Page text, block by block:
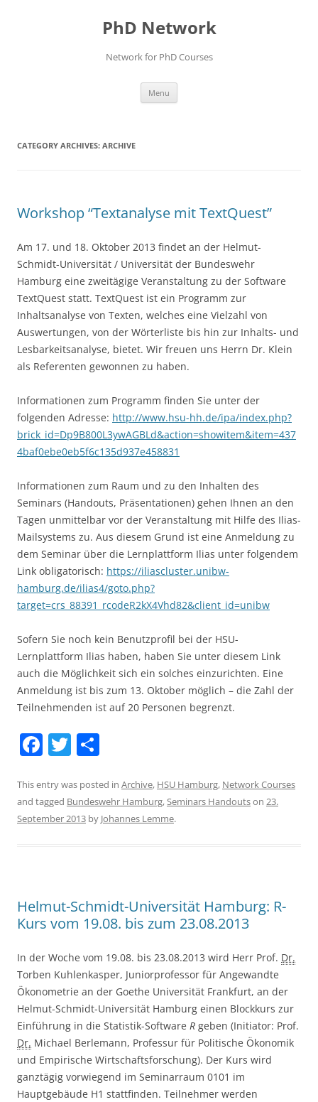
PhD Network
Network for PhD Courses
Menu
CATEGORY ARCHIVES: ARCHIVE
Workshop “Textanalyse mit TextQuest”
Am 17. und 18. Oktober 2013 findet an der Helmut-
Schmidt-Universität / Universität der Bundeswehr
Hamburg eine zweitägige Veranstaltung zu der Software
TextQuest statt. TextQuest ist ein Programm zur
Inhaltsanalyse von Texten, welches eine Vielzahl von
Auswertungen, von der Wörterliste bis hin zur Inhalts- und
Lesbarkeitsanalyse, bietet. Wir freuen uns Herrn Dr. Klein
als Referenten gewonnen zu haben.
Informationen zum Programm finden Sie unter der
folgenden Adresse: http://www.hsu-hh.de/ipa/index.php?
brick_id=Dp9B800L3ywAGBLd&action=showitem&item=437
4baf0ebe0eb5f6c135d937e458831
Informationen zum Raum und zu den Inhalten des
Seminars (Handouts, Präsentationen) gehen Ihnen an den
Tagen unmittelbar vor der Veranstaltung mit Hilfe des Ilias-
Mailsystems zu. Aus diesem Grund ist eine Anmeldung zu
dem Seminar über die Lernplattform Ilias unter folgendem
Link obligatorisch: https://iliascluster.unibw-
hamburg.de/ilias4/goto.php?
target=crs_88391_rcodeR2kX4Vhd82&client_id=unibw
Sofern Sie noch kein Benutzprofil bei der HSU-
Lernplattform Ilias haben, haben Sie unter diesem Link
auch die Möglichkeit sich ein solches einzurichten. Eine
Anmeldung ist bis zum 13. Oktober möglich – die Zahl der
Teilnehmenden ist auf 20 Personen begrenzt.
F
c
e
k
T
itt
er
ar
e
This entry was posted in Archive, HSU Hamburg, Network Courses
and tagged Bundeswehr Hamburg,Seminars Handoutson 23.
September 2013 by Johannes Lemme.
Helmut-Schmidt-Universität Hamburg: R-
Kurs vom 19.08. bis zum 23.08.2013
In der Woche vom 19.08. bis 23.08.2013 wird Herr Prof. Dr.
Torben Kuhlenkasper, Juniorprofessor für Angewandte
Ökonometrie an der Goethe Universität Frankfurt, an der
Helmut-Schmidt-Universität Hamburg einen Blockkurs zur
Einführung in die Statistik-Software R geben (Initiator: Prof.
Dr. Michael Berlemann, Professur für Politische Ökonomik
und Empirische Wirtschaftsforschung). Der Kurs wird
ganztägig vorwiegend im Seminarraum 0101 im
Hauptgebäude H1 stattfinden. Teilnehmer werden